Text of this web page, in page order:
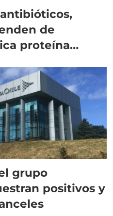
de
proteína
grupo
positivos y